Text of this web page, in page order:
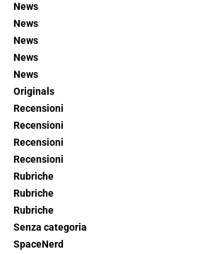
News
News
News
News
News
Originals
Recensioni
Recensioni
Recensioni
Recensioni
Rubriche
Rubriche
Rubriche
Senza categoria
SpaceNerd